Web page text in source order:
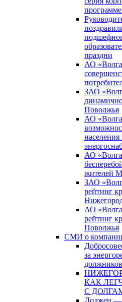
праздни
АО
ЗАО
Поволжья
АО
АО
жителей
ЗАО
рейтинг
АО
рейтинг
Поволжья
СМИ о
за
должников
КАК
С